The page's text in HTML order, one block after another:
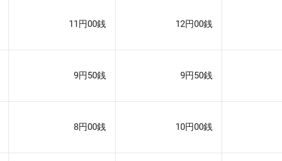
11円00銭 12円00銭
9円50銭 9円50銭
8円00銭 10円00銭